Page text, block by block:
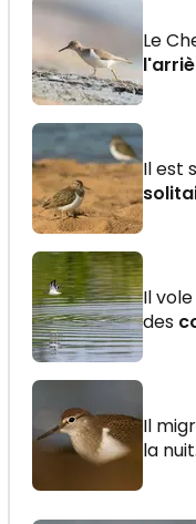
Le
Il est
Il vole
des
Il
la nuit.